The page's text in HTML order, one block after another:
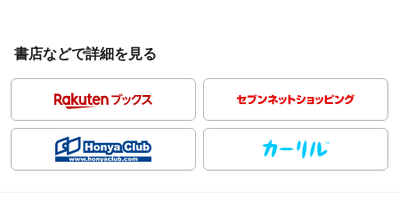
書店などで詳細を見る